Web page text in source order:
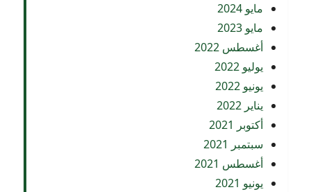
مايو 2024
مايو 2023
أغسطس 2022
يوليو 2022
يونيو 2022
يناير 2022
أكتوبر 2021
سبتمبر 2021
أغسطس 2021
يونيو 2021